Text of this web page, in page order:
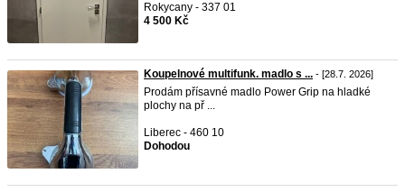
Rokycany - 337 01
4 500 Kč
Koupelnové multifunk. madlo s ... - [28.7. 2026]
Prodám přísavné madlo Power Grip na hladké
plochy na př ...
Liberec - 460 10
Dohodou